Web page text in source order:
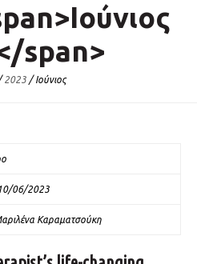
span>
2023 / Ιούνιος
06/2023
Καραματσούκη